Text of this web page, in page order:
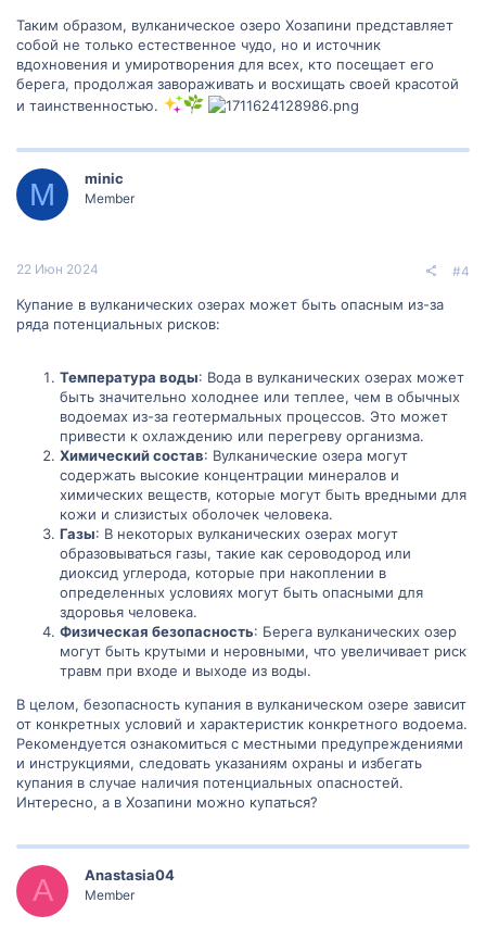
Таким образом, вулканическое озеро Хозапини представляет
собой не только естественное чудо, но и источник
вдохновения и умиротворения для всех, кто посещает его
берега, продолжая завораживать и восхищать своей красотой
и таинственностью.
M minic
Member
22 Июн 2024 #4
Купание в вулканических озерах может быть опасным из-за
ряда потенциальных рисков:
Температура воды: Вода в вулканических озерах может
быть значительно холоднее или теплее, чем в обычных
водоемах из-за геотермальных процессов. Это может
привести к охлаждению или перегреву организма.
Химический состав: Вулканические озера могут
содержать высокие концентрации минералов и
химических веществ, которые могут быть вредными для
кожи и слизистых оболочек человека.
Газы: В некоторых вулканических озерах могут
образовываться газы, такие как сероводород или
диоксид углерода, которые при накоплении в
определенных условиях могут быть опасными для
здоровья человека.
Физическая безопасность: Берега вулканических озер
могут быть крутыми и неровными, что увеличивает риск
травм при входе и выходе из воды.
В целом, безопасность купания в вулканическом озере зависит
от конкретных условий и характеристик конкретного водоема.
Рекомендуется ознакомиться с местными предупреждениями
и инструкциями, следовать указаниям охраны и избегать
купания в случае наличия потенциальных опасностей.
Интересно, а в Хозапини можно купаться?
A Anastasia04
Member